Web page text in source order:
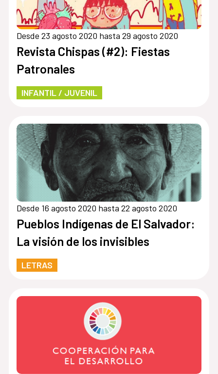
Desde 23 agosto 2020 hasta 29 agosto 2020
Revista Chispas (#2): Fiestas
Patronales
INFANTIL / JUVENIL
Desde 16 agosto 2020 hasta 22 agosto 2020
Pueblos Indígenas de El Salvador:
La visión de los invisibles
LETRAS